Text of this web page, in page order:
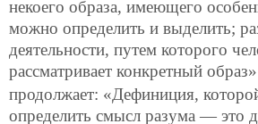
некоего образа, имеющего
можно определить и выделить;
деятельности, путем которого
рассматривает конкретный образ»
продолжает: «Дефиниция,
определить смысл разума — это